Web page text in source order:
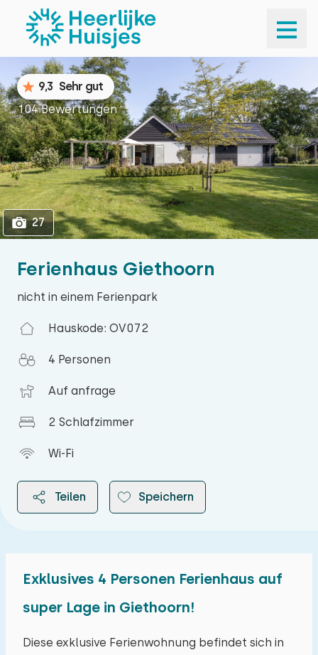
1
Ferienhaus Giethoorn
nicht in einem Ferienpark
Hauskode: OV072
4 Personen
Auf anfrage
2 Schlafzimmer
Wi-Fi
Teilen Speichern
9,3 Sehr gut
104 Bewertungen
27
Exklusives 4 Personen Ferienhaus auf
super Lage in Giethoorn!
Diese exklusive Ferienwohnung befindet sich in
August 2026